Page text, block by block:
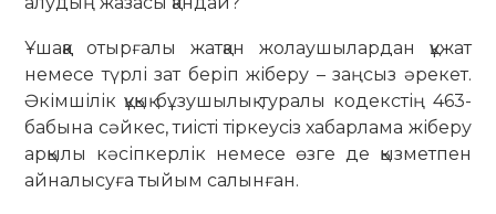
Ұшаққа отырғалы жатқан жолаушылардан құжат
немесе түрлі зат беріп жіберу – заңсыз әрекет.
Әкімшілік құқық бұзушылық туралы кодекстің 463-
бабына сәйкес, тиiстi тiркеусiз хабарлама жіберу
арқылы кәсіпкерлік немесе өзге де қызметпен
айналысуға тыйым салынған.